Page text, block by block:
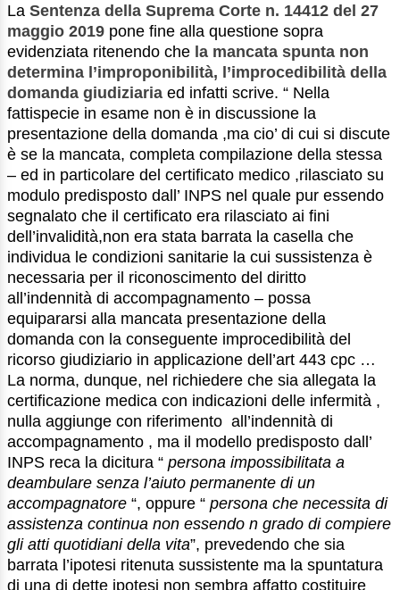
La Sentenza della Suprema Corte n. 14412 del 27
maggio 2019 pone fine alla questione sopra
evidenziata ritenendo che la mancata spunta non
determina l’improponibilità, l’improcedibilità della
domanda giudiziaria ed infatti scrive. “ Nella
fattispecie in esame non è in discussione la
presentazione della domanda ,ma cio’ di cui si discute
è se la mancata, completa compilazione della stessa
– ed in particolare del certificato medico ,rilasciato su
modulo predisposto dall’ INPS nel quale pur essendo
segnalato che il certificato era rilasciato ai fini
dell’invalidità,non era stata barrata la casella che
individua le condizioni sanitarie la cui sussistenza è
necessaria per il riconoscimento del diritto
all’indennità di accompagnamento – possa
equipararsi alla mancata presentazione della
domanda con la conseguente improcedibilità del
ricorso giudiziario in applicazione dell’art 443 cpc …
La norma, dunque, nel richiedere che sia allegata la
certificazione medica con indicazioni delle infermità ,
nulla aggiunge con riferimento all’indennità di
accompagnamento , ma il modello predisposto dall’
INPS reca la dicitura “ persona impossibilitata a
deambulare senza l’aiuto permanente di un
accompagnatore “, oppure “ persona che necessita di
assistenza continua non essendo n grado di compiere
gli atti quotidiani della vita”, prevedendo che sia
barrata l’ipotesi ritenuta sussistente ma la spuntatura
di una di dette ipotesi non sembra affatto costituire